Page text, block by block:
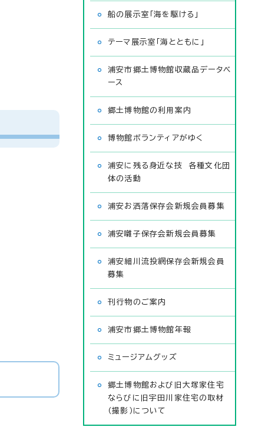
船の展示室「海を駆ける」
テーマ展示室「海とともに」
浦安市郷土博物館収蔵品データベ
ース
郷土博物館の利用案内
博物館ボランティアがゆく
浦安に残る身近な技 各種文化団
体の活動
浦安お洒落保存会新規会員募集
浦安囃子保存会新規会員募集
浦安細川流投網保存会新規会員
募集
刊行物のご案内
浦安市郷土博物館年報
ミュージアムグッズ
郷土博物館および旧大塚家住宅
ならびに旧宇田川家住宅の取材
（撮影）について